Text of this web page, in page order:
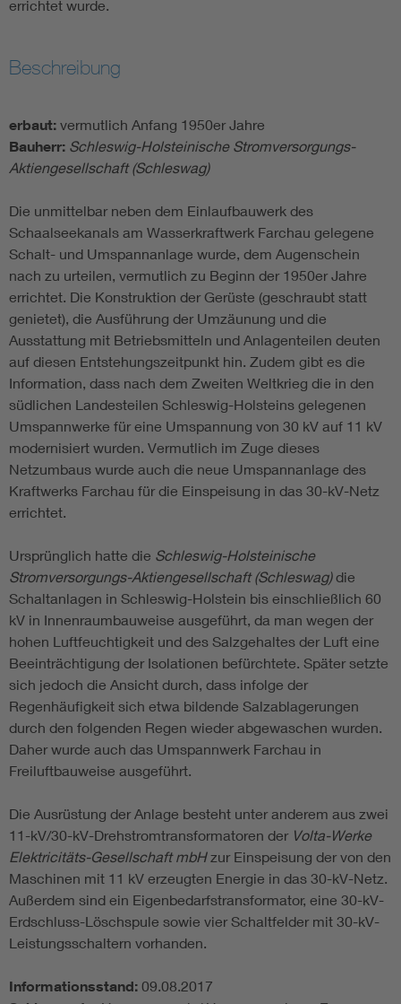
errichtet wurde.
Beschreibung
erbaut: vermutlich Anfang 1950er Jahre
Bauherr: Schleswig-Holsteinische Stromversorgungs-
Aktiengesellschaft (Schleswag)
Die unmittelbar neben dem Einlaufbauwerk des
Schaalseekanals am Wasserkraftwerk Farchau gelegene
Schalt- und Umspannanlage wurde, dem Augenschein
nach zu urteilen, vermutlich zu Beginn der 1950er Jahre
errichtet. Die Konstruktion der Gerüste (geschraubt statt
genietet), die Ausführung der Umzäunung und die
Ausstattung mit Betriebsmitteln und Anlagenteilen deuten
auf diesen Entstehungszeitpunkt hin. Zudem gibt es die
Information, dass nach dem Zweiten Weltkrieg die in den
südlichen Landesteilen Schleswig-Holsteins gelegenen
Umspannwerke für eine Umspannung von 30 kV auf 11 kV
modernisiert wurden. Vermutlich im Zuge dieses
Netzumbaus wurde auch die neue Umspannanlage des
Kraftwerks Farchau für die Einspeisung in das 30-kV-Netz
errichtet.
Ursprünglich hatte die Schleswig-Holsteinische
Stromversorgungs-Aktiengesellschaft (Schleswag)die
Schaltanlagen in Schleswig-Holstein bis einschließlich 60
kV in Innenraumbauweise ausgeführt, da man wegen der
hohen Luftfeuchtigkeit und des Salzgehaltes der Luft eine
Beeinträchtigung der Isolationen befürchtete. Später setzte
sich jedoch die Ansicht durch, dass infolge der
Regenhäufigkeit sich etwa bildende Salzablagerungen
durch den folgenden Regen wieder abgewaschen wurden.
Daher wurde auch das Umspannwerk Farchau in
Freiluftbauweise ausgeführt.
Die Ausrüstung der Anlage besteht unter anderem aus zwei
11-kV/30-kV-Drehstromtransformatoren der Volta-Werke
Elektricitäts-Gesellschaft mbHzur Einspeisung der von den
Maschinen mit 11 kV erzeugten Energie in das 30-kV-Netz.
Außerdem sind ein Eigenbedarfstransformator, eine 30-kV-
Erdschluss-Löschspule sowie vier Schaltfelder mit 30-kV-
Leistungsschaltern vorhanden.
Informationsstand: 09.08.2017